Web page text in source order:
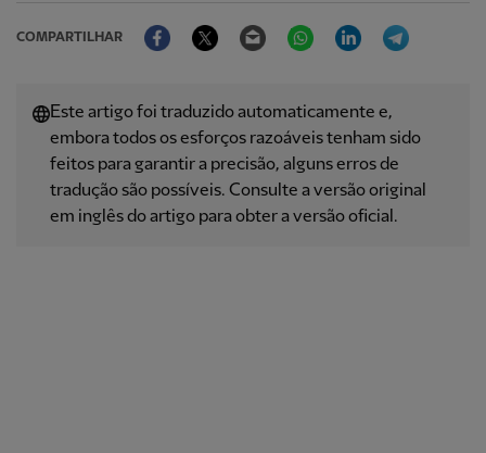
COMPARTILHAR
FacebookTwitter Email WhatsAppLinkedIn
Este artigo foi traduzido automaticamente e,
embora todos os esforços razoáveis ​​tenham sido
feitos para garantir a precisão, alguns erros de
tradução são possíveis. Consulte a versão original
em inglês do artigo para obter a versão oficial.